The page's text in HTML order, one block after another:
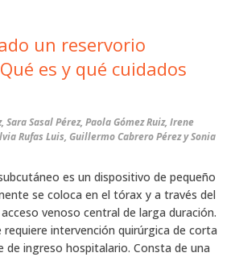
un reservorio
es y qué cuidados
Sasal Pérez, Paola Gómez Ruiz, Irene
Rufas Luis, Guillermo Cabrero Pérez y Sonia
es un dispositivo de pequeño
se coloca en el tórax y a través del
venoso central de larga duración.
requiere intervención quirúrgica de corta
de ingreso hospitalario. Consta de una